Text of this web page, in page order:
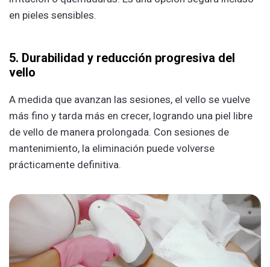
en pieles sensibles.
5. Durabilidad y reducción progresiva del
vello
A medida que avanzan las sesiones, el vello se vuelve
más fino y tarda más en crecer, logrando una piel libre
de vello de manera prolongada. Con sesiones de
mantenimiento, la eliminación puede volverse
prácticamente definitiva.